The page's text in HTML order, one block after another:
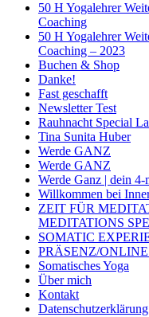
50 H Yogalehrer
Coaching
50 H Yogalehrer
Coaching – 2023
Buchen & Shop
Danke!
Fast geschafft
Newsletter Test
Rauhnacht Special
Tina Sunita Huber
Werde GANZ
Werde GANZ
Werde Ganz | dein
Willkommen bei
ZEIT FÜR
MEDITATIONS
SOMATIC
PRÄSENZ/
Somatisches Yoga
Über mich
Kontakt